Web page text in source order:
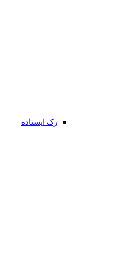
رک ایستاده